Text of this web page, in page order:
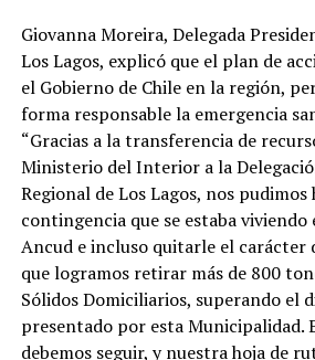
Giovanna Moreira, Delegada
Los Lagos, explicó que el plan de
el Gobierno de Chile en la región,
forma responsable la emergencia
“Gracias a la transferencia de
Ministerio del Interior a la
Regional de Los Lagos, nos pudimos
contingencia que se estaba viviendo
Ancud e incluso quitarle el carácter
que logramos retirar más de 800
Sólidos Domiciliarios, superando el
presentado por esta Municipalidad.
debemos seguir, y nuestra hoja de